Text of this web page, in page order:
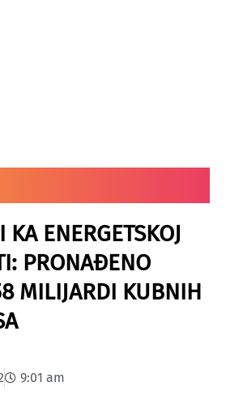
KA ENERGETSKOJ
PRONAĐENO
MILIJARDI KUBNIH
9:01 am